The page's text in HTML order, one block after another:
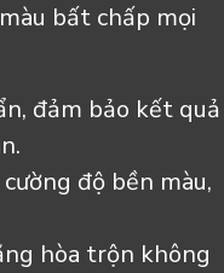
bất chấp mọi
đảm bảo kết quả
độ bền màu,
hòa trộn không